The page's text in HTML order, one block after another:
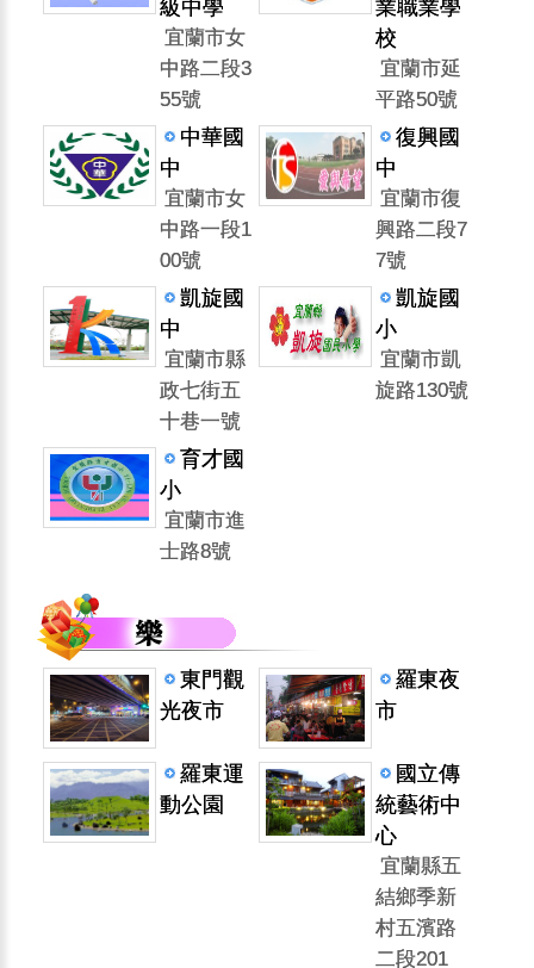
級中學
宜蘭市女
中路二段3
55號
業職業學
校
宜蘭市延
平路50號
中華國
中
宜蘭市女
中路一段1
00號
復興國
中
宜蘭市復
興路二段7
7號
凱旋國
中
宜蘭市縣
政七街五
十巷一號
凱旋國
小
宜蘭市凱
旋路130號
育才國
小
宜蘭市進
士路8號
東門觀
光夜市
羅東夜
市
羅東運
動公園
國立傳
統藝術中
心
宜蘭縣五
結鄉季新
村五濱路
二段201